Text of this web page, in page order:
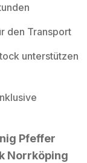
den Transport
unterstützen
Pfeffer
Norrköping